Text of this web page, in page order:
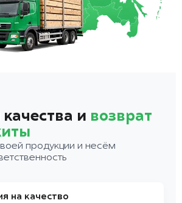
и возврат
продукции и несём
на качество